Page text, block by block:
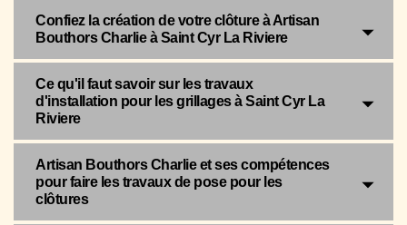
Confiez la création de votre clôture à Artisan
Bouthors Charlie à Saint Cyr La Riviere
Ce qu'il faut savoir sur les travaux
d'installation pour les grillages à Saint Cyr La
Riviere
Artisan Bouthors Charlie et ses compétences
pour faire les travaux de pose pour les
clôtures